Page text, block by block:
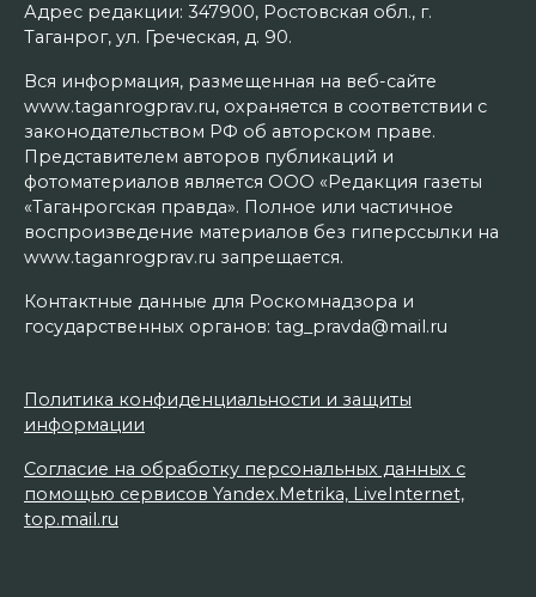
Адрес редакции: 347900, Ростовская обл., г.
Таганрог, ул. Греческая, д. 90.
Вся информация, размещенная на веб-сайте
www.taganrogprav.ru, охраняется в соответствии с
законодательством РФ об авторском праве.
Представителем авторов публикаций и
фотоматериалов является ООО «Редакция газеты
«Таганрогская правда». Полное или частичное
воспроизведение материалов без гиперссылки на
www.taganrogprav.ru запрещается.
Контактные данные для Роскомнадзора и
государственных органов: tag_pravda@mail.ru
Политика конфиденциальности и защиты
информации
Согласие на обработку персональных данных с
помощью сервисов Yandex.Metrika, LiveInternet,
top.mail.ru